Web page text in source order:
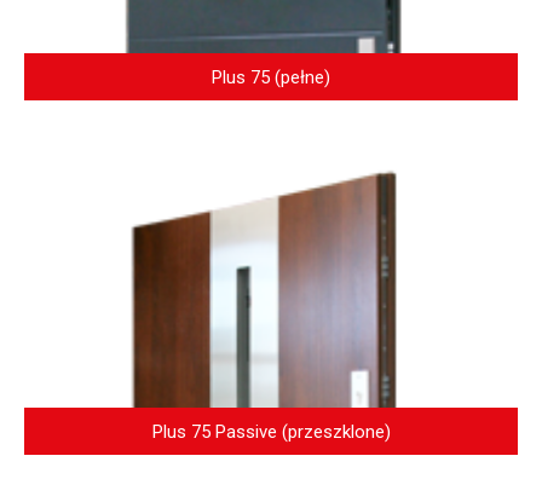
Plus 75 (pełne)
Plus 75 Passive (przeszklone)